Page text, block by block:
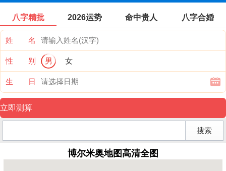
八字精批 2026运势 命中贵人 八字合婚
姓 名
性 别 男 女
生 日
博尔米奥地图高清全图